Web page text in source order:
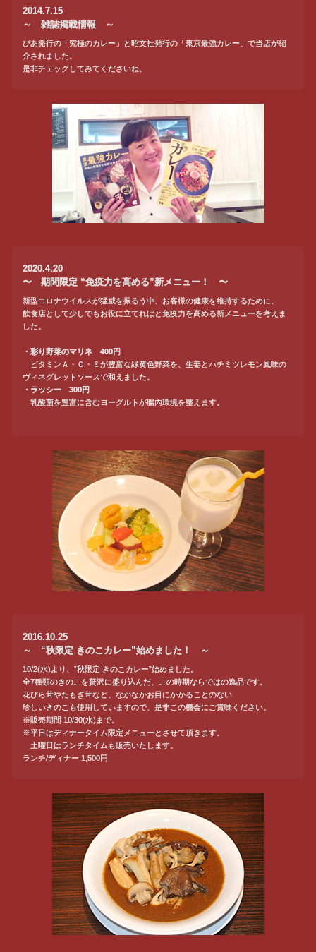
2014.7.15
～ 雑誌掲載情報 ～
ぴあ発行の「究極のカレー」と昭文社発行の「東京最強カレー」で当店が紹
介されました。
是非チェックしてみてくださいね。
2020.4.20
〜 期間限定 “免疫力を高める”新メニュー！ 〜
新型コロナウイルスが猛威を振るう中、お客様の健康を維持するために、
飲食店として少しでもお役に立てればと免疫力を高める新メニューを考えま
した。
・彩り野菜のマリネ 400円
ビタミンＡ・Ｃ・Ｅが豊富な緑黄色野菜を、生姜とハチミツレモン風味の
ヴィネグレットソースで和えました。
・ラッシー 300円
乳酸菌を豊富に含むヨーグルトが腸内環境を整えます。
2016.10.25
～ “秋限定 きのこカレー”始めました！ ～
10/2(水)より、“秋限定 きのこカレー”始めました。
全7種類のきのこを贅沢に盛り込んだ、この時期ならではの逸品です。
花びら茸やたもぎ茸など、なかなかお目にかかることのない
珍しいきのこも使用していますので、是非この機会にご賞味ください。
※販売期間 10/30(水)まで。
※平日はディナータイム限定メニューとさせて頂きます。
土曜日はランチタイムも販売いたします。
ランチ/ディナー 1,500円